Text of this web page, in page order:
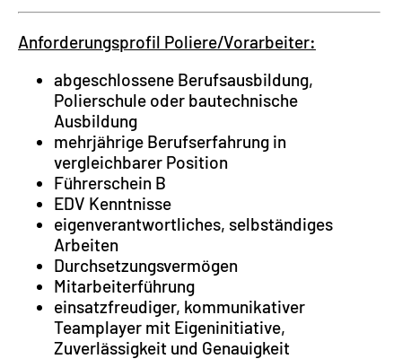
Anforderungsprofil Poliere/Vorarbeiter:
abgeschlossene Berufsausbildung,
Polierschule oder bautechnische
Ausbildung
mehrjährige Berufserfahrung in
vergleichbarer Position
Führerschein B
EDV Kenntnisse
eigenverantwortliches, selbständiges
Arbeiten
Durchsetzungsvermögen
Mitarbeiterführung
einsatzfreudiger, kommunikativer
Teamplayer mit Eigeninitiative,
Zuverlässigkeit und Genauigkeit